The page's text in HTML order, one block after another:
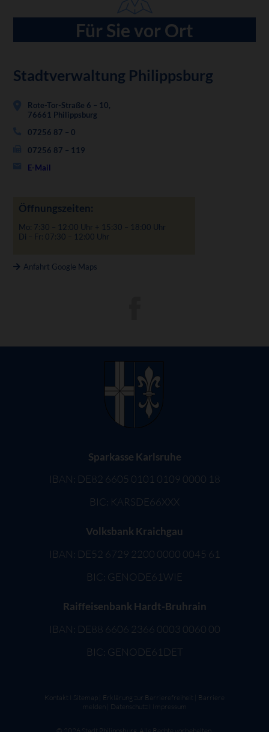
Für Sie vor Ort
Stadtverwaltung Philippsburg
Rote-Tor-Straße 6 – 10,
76661 Philippsburg
07256 87 – 0
07256 87 – 119
E-Mail
Öffnungszeiten:
Mo: 7:30 – 12:00 Uhr + 15:30 – 18:00 Uhr
Di – Fr: 07:30 – 12:00 Uhr
Anfahrt Google Maps
Sparkasse Karlsruhe
IBAN: DE82 6605 0101 0109 0000 18
BIC: KARSDE66XXX
Volksbank Kraichgau
IBAN: DE52 6729 2200 0000 0045 61
BIC: GENODE61WIE
Raiffeisenbank Hardt-Bruhrain
IBAN: DE88 6606 2366 0003 0060 00
BIC: GENODE61DET
Kontakt Sitemap Erklärung zur Barrierefreiheit Barriere
melden
DatenschutzI Impressum